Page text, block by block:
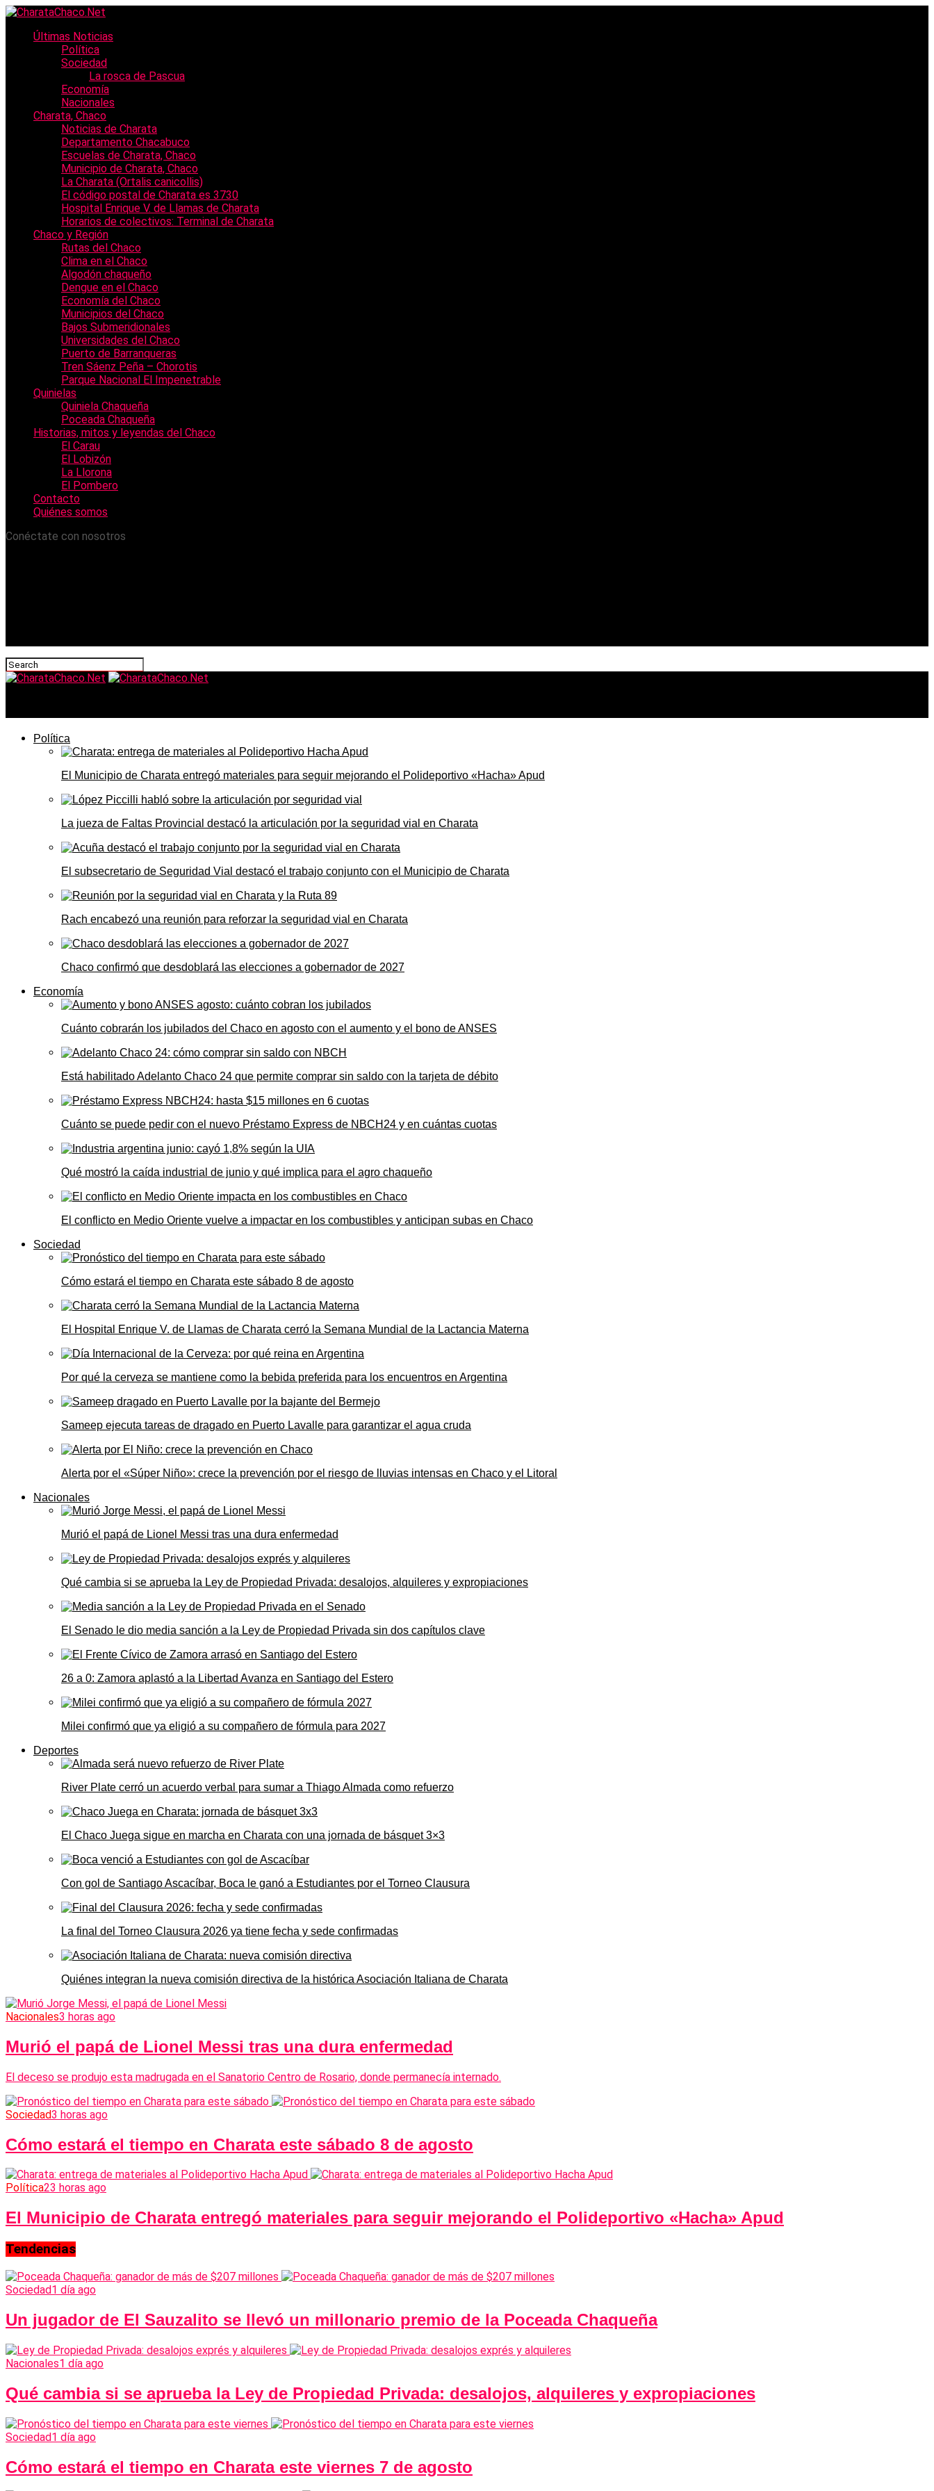
Últimas Noticias
Política
Sociedad
La rosca de Pascua
Economía
Nacionales
Charata, Chaco
Noticias de Charata
Departamento Chacabuco
Escuelas de Charata, Chaco
Municipio de Charata, Chaco
La Charata (Ortalis canicollis)
El código postal de Charata es 3730
Hospital Enrique V. de Llamas de Charata
Horarios de colectivos: Terminal de Charata
Chaco y Región
Rutas del Chaco
Clima en el Chaco
Algodón chaqueño
Dengue en el Chaco
Economía del Chaco
Municipios del Chaco
Bajos Submeridionales
Universidades del Chaco
Puerto de Barranqueras
Tren Sáenz Peña – Chorotis
Parque Nacional El Impenetrable
Quinielas
Quiniela Chaqueña
Poceada Chaqueña
Historias, mitos y leyendas del Chaco
El Carau
El Lobizón
La Llorona
El Pombero
Contacto
Quiénes somos
Conéctate con nosotros
Política
El Municipio de Charata entregó materiales para seguir mejorando el Polideportivo «Hacha» Apud
La jueza de Faltas Provincial destacó la articulación por la seguridad vial en Charata
El subsecretario de Seguridad Vial destacó el trabajo conjunto con el Municipio de Charata
Rach encabezó una reunión para reforzar la seguridad vial en Charata
Chaco confirmó que desdoblará las elecciones a gobernador de 2027
Economía
Cuánto cobrarán los jubilados del Chaco en agosto con el aumento y el bono de ANSES
Está habilitado Adelanto Chaco 24 que permite comprar sin saldo con la tarjeta de débito
Cuánto se puede pedir con el nuevo Préstamo Express de NBCH24 y en cuántas cuotas
Qué mostró la caída industrial de junio y qué implica para el agro chaqueño
El conflicto en Medio Oriente vuelve a impactar en los combustibles y anticipan subas en Chaco
Sociedad
Cómo estará el tiempo en Charata este sábado 8 de agosto
El Hospital Enrique V. de Llamas de Charata cerró la Semana Mundial de la Lactancia Materna
Por qué la cerveza se mantiene como la bebida preferida para los encuentros en Argentina
Sameep ejecuta tareas de dragado en Puerto Lavalle para garantizar el agua cruda
Alerta por el «Súper Niño»: crece la prevención por el riesgo de lluvias intensas en Chaco y el Litoral
Nacionales
Murió el papá de Lionel Messi tras una dura enfermedad
Qué cambia si se aprueba la Ley de Propiedad Privada: desalojos, alquileres y expropiaciones
El Senado le dio media sanción a la Ley de Propiedad Privada sin dos capítulos clave
26 a 0: Zamora aplastó a la Libertad Avanza en Santiago del Estero
Milei confirmó que ya eligió a su compañero de fórmula para 2027
Deportes
River Plate cerró un acuerdo verbal para sumar a Thiago Almada como refuerzo
El Chaco Juega sigue en marcha en Charata con una jornada de básquet 3×3
Con gol de Santiago Ascacíbar, Boca le ganó a Estudiantes por el Torneo Clausura
La final del Torneo Clausura 2026 ya tiene fecha y sede confirmadas
Quiénes integran la nueva comisión directiva de la histórica Asociación Italiana de Charata
Nacionales3 horas ago
Murió el papá de Lionel Messi tras una dura enfermedad
El deceso se produjo esta madrugada en el Sanatorio Centro de Rosario, donde permanecía internado.
Sociedad3 horas ago
Cómo estará el tiempo en Charata este sábado 8 de agosto
Política23 horas ago
El Municipio de Charata entregó materiales para seguir mejorando el Polideportivo «Hacha» Apud
Tendencias
Sociedad1 día ago
Un jugador de El Sauzalito se llevó un millonario premio de la Poceada Chaqueña
Nacionales1 día ago
Qué cambia si se aprueba la Ley de Propiedad Privada: desalojos, alquileres y expropiaciones
Sociedad1 día ago
Cómo estará el tiempo en Charata este viernes 7 de agosto